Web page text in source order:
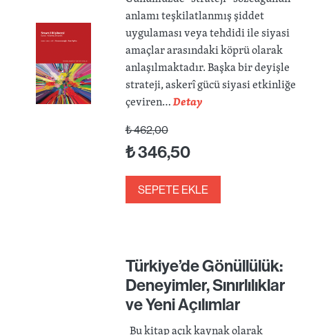
anlamı teşkilatlanmış şiddet
uygulaması veya tehdidi ile siyasi
amaçlar arasındaki köprü olarak
anlaşılmaktadır. Başka bir deyişle
strateji, askerî gücü siyasi etkinliğe
çeviren…Detay
₺462,00
₺346,50
SEPETE EKLE
Türkiye’de Gönüllülük:
Deneyimler, Sınırlılıklar
ve Yeni Açılımlar
Bu kitap açık kaynak olarak